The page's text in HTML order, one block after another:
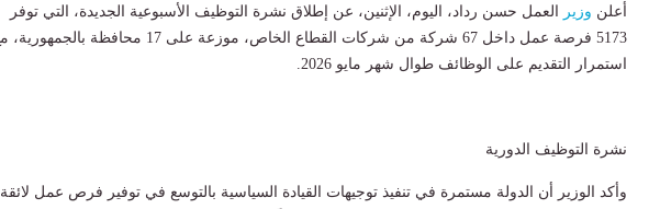
أعلن وزير
العمل حسن رداد، اليوم، الإثنين، عن إطلاق نشرة التوظيف الأسبوعية الجديدة، التي توفر
5173 فرصة عمل داخل 67 شركة من شركات القطاع الخاص، موزعة على 17 محافظة
استمرار التقديم على الوظائف طوال شهر مايو 2026.
نشرة التوظيف الدورية
وأكد الوزير أن الدولة مستمرة في تنفيذ توجيهات القيادة السياسية بالتوسع في توفير فرص عمل لائقة